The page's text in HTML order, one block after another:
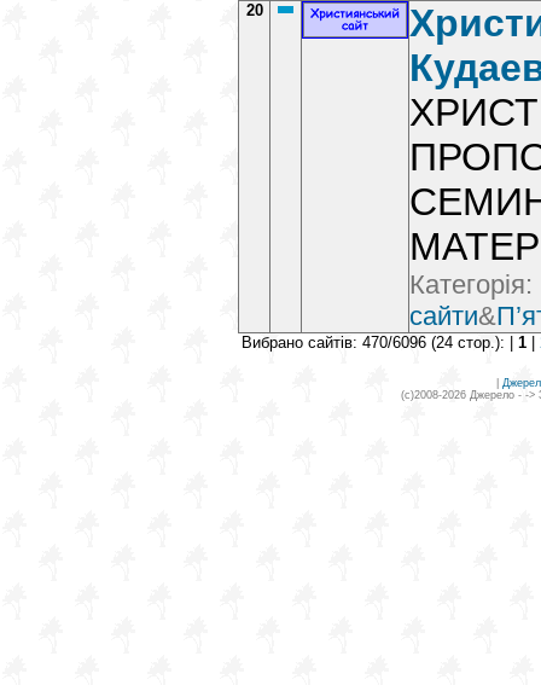
20
Категорія:
сайти&
Вибрано сайтів: 470/6096 (24 стор.): | 1
(c)2008-2026 Джерело - ->